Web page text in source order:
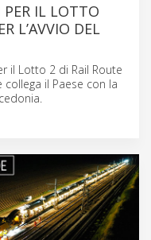
IL LOTTO
L’AVVIO DEL
il Lotto 2 di Rail Route
collega il Paese con la